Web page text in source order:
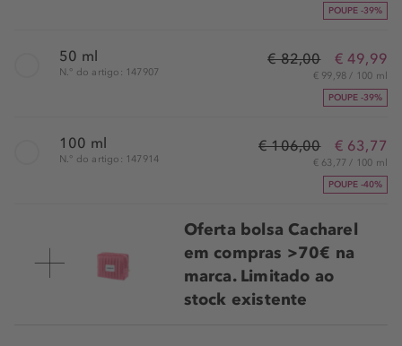
POUPE -39%
50 ml
N.° do artigo: 147907
€ 82,00 € 49,99
€ 99,98 / 100 ml
POUPE -39%
100 ml
N.° do artigo: 147914
€ 106,00 € 63,77
€ 63,77 / 100 ml
POUPE -40%
Oferta bolsa Cacharel
em compras >70€ na
marca. Limitado ao
stock existente